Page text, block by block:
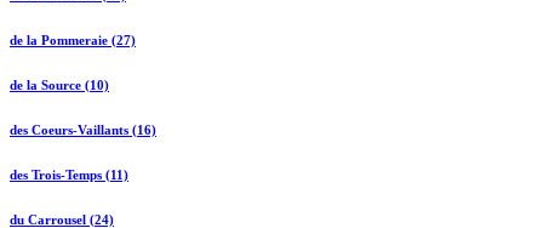
de la Pommeraie (27)
de la Source (10)
des Coeurs-Vaillants (16)
des Trois-Temps (11)
du Carrousel (24)